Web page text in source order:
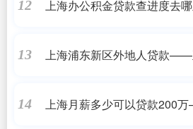
12
上海办公积金贷款查进度去
13
上海浦东新区外地人贷款
14
上海月薪多少可以贷款200